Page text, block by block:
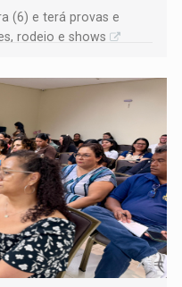
(6) e terá provas e
rodeio e shows